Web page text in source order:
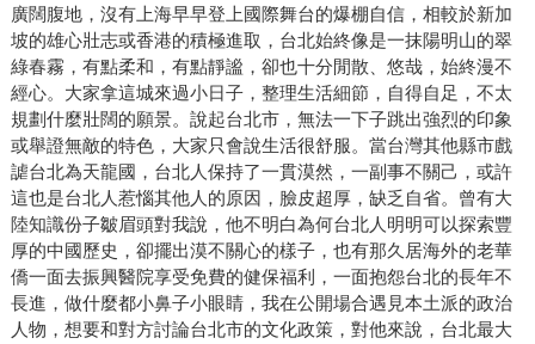
廣闊腹地，沒有上海早早登上國際舞台的爆棚自信，相較於新加
坡的雄心壯志或香港的積極進取，台北始終像是一抹陽明山的翠
綠春霧，有點柔和，有點靜謐，卻也十分閒散、悠哉，始終漫不
經心。大家拿這城來過小日子，整理生活細節，自得自足，不太
規劃什麼壯闊的願景。說起台北市，無法一下子跳出強烈的印象
或舉證無敵的特色，大家只會說生活很舒服。當台灣其他縣市戲
謔台北為天龍國，台北人保持了一貫漠然，一副事不關己，或許
這也是台北人惹惱其他人的原因，臉皮超厚，缺乏自省。曾有大
陸知識份子皺眉頭對我說，他不明白為何台北人明明可以探索豐
厚的中國歷史，卻擺出漠不關心的樣子，也有那久居海外的老華
僑一面去振興醫院享受免費的健保福利，一面抱怨台北的長年不
長進，做什麼都小鼻子小眼睛，我在公開場合遇見本土派的政治
人物，想要和對方討論台北市的文化政策，對他來說，台北最大